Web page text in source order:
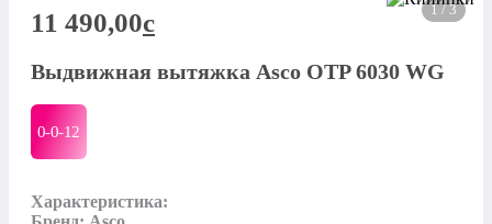
1 / 3
11 490,00c
Выдвижная вытяжка Asco OTP 6030 WG
0-0-12
Характеристика: